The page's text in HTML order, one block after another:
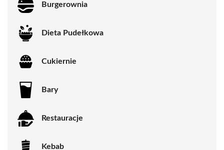
Burgerownia
Dieta Pudełkowa
Cukiernie
Bary
Restauracje
Kebab